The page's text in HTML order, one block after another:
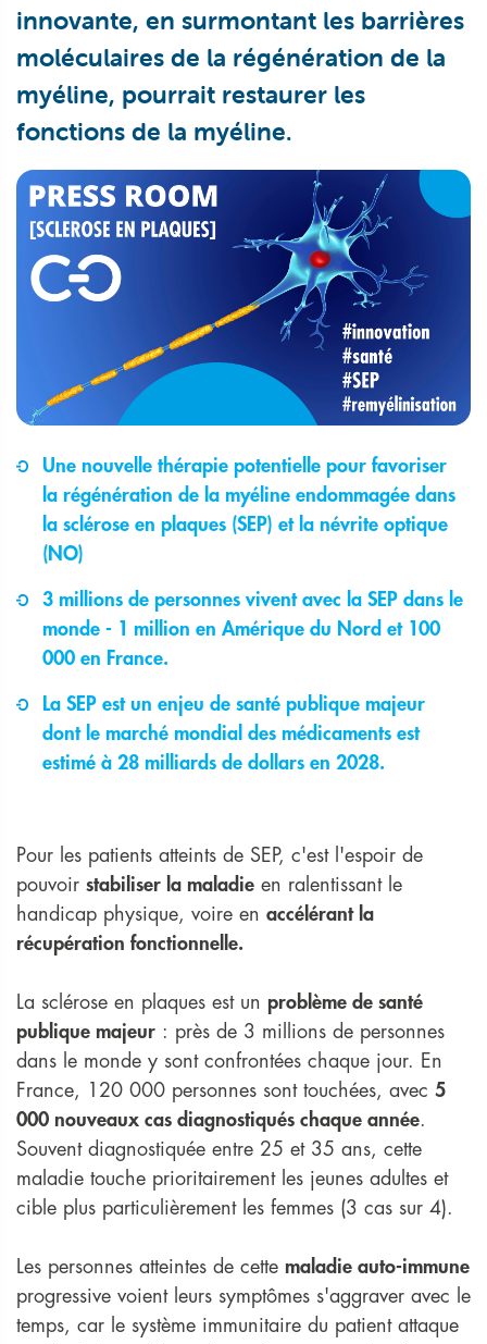
innovante, en surmontant les barrières
moléculaires de la régénération de la
myéline, pourrait restaurer les
fonctions de la myéline.
Une nouvelle thérapie potentielle pour favoriser
la régénération de la myéline endommagée dans
la sclérose en plaques (SEP) et la névrite optique
(NO)
3 millions de personnes vivent avec la SEP dans le
monde - 1 million en Amérique du Nord et 100
000 en France.
La SEP est un enjeu de santé publique majeur
dont le marché mondial des médicaments est
estimé à 28 milliards de dollars en 2028.
Pour les patients atteints de SEP, c'est l'espoir de
pouvoir stabiliser la maladie en ralentissant le
handicap physique, voire en accélérant la
récupération fonctionnelle.
La sclérose en plaques est un problème de santé
publique majeur : près de 3 millions de personnes
dans le monde y sont confrontées chaque jour. En
France, 120 000 personnes sont touchées, avec 5
000 nouveaux cas diagnostiqués chaque année.
Souvent diagnostiquée entre 25 et 35 ans, cette
maladie touche prioritairement les jeunes adultes et
cible plus particulièrement les femmes (3 cas sur 4).
Les personnes atteintes de cette maladie auto-immune
progressive voient leurs symptômes s'aggraver avec le
temps, car le système immunitaire du patient attaque